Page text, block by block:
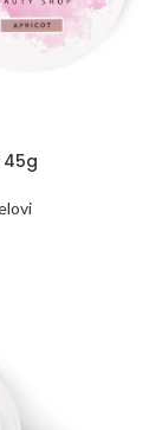
45g